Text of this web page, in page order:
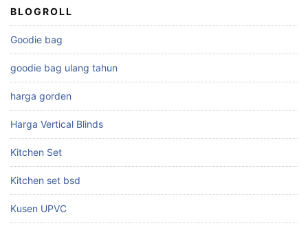
BLOGROLL
Goodie bag
goodie bag ulang tahun
harga gorden
Harga Vertical Blinds
Kitchen Set
Kitchen set bsd
Kusen UPVC